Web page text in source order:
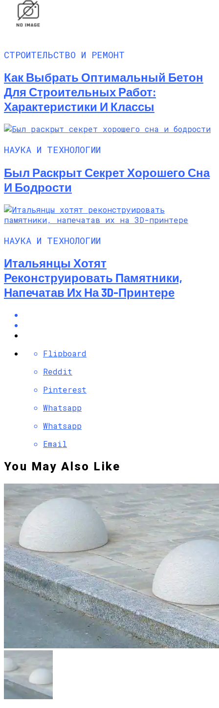
СТРОИТЕЛЬСТВО И РЕМОНТ
Как Выбрать Оптимальный Бетон
Для Строительных Работ:
Характеристики И Классы
НАУКА И ТЕХНОЛОГИИ
Был Раскрыт Секрет Хорошего Сна
И Бодрости
НАУКА И ТЕХНОЛОГИИ
Итальянцы Хотят
Реконструировать Памятники,
Напечатав Их На 3D-Принтере
Flipboard
Reddit
Pinterest
Whatsapp
Whatsapp
Email
You May Also Like